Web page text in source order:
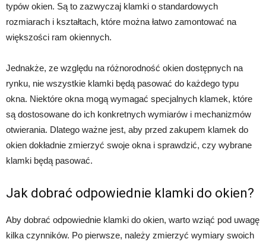
typów okien. Są to zazwyczaj klamki o standardowych
rozmiarach i kształtach, które można łatwo zamontować na
większości ram okiennych.
Jednakże, ze względu na różnorodność okien dostępnych na
rynku, nie wszystkie klamki będą pasować do każdego typu
okna. Niektóre okna mogą wymagać specjalnych klamek, które
są dostosowane do ich konkretnych wymiarów i mechanizmów
otwierania. Dlatego ważne jest, aby przed zakupem klamek do
okien dokładnie zmierzyć swoje okna i sprawdzić, czy wybrane
klamki będą pasować.
Jak dobrać odpowiednie klamki do okien?
Aby dobrać odpowiednie klamki do okien, warto wziąć pod uwagę
kilka czynników. Po pierwsze, należy zmierzyć wymiary swoich